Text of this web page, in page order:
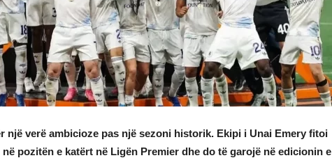
një verë ambicioze pas një sezoni historik. Ekipi i Unai Emery fitoi
pozitën e katërt në Ligën Premier dhe do të garojë në edicionin e